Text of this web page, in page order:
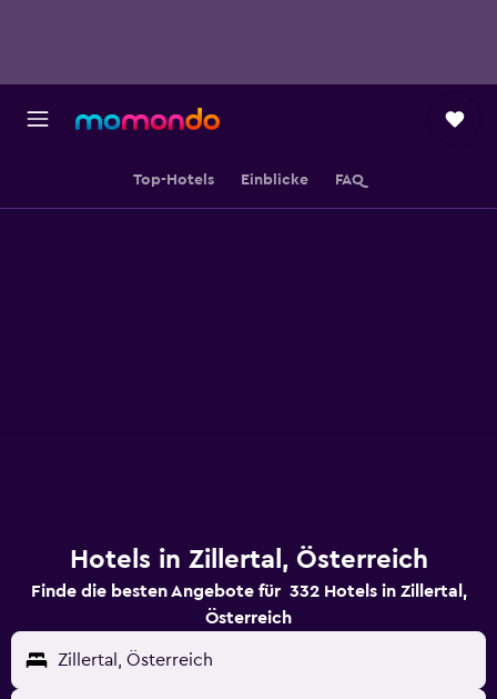
Top-Hotels Einblicke FAQ
Hotels in Zillertal, Österreich
Finde die besten Angebote für 332 Hotels in Zillertal,
Österreich
Zillertal, Österreich